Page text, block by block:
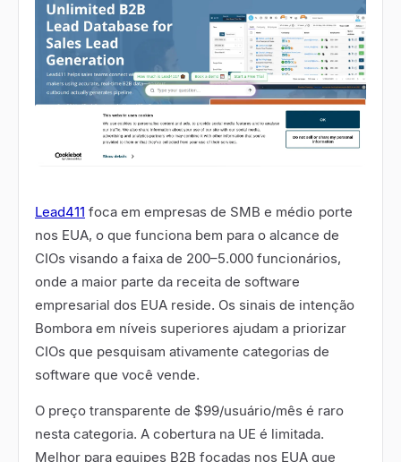
Lead411 foca em empresas de SMB e médio porte
nos EUA, o que funciona bem para o alcance de
CIOs visando a faixa de 200–5.000 funcionários,
onde a maior parte da receita de software
empresarial dos EUA reside. Os sinais de intenção
Bombora em níveis superiores ajudam a priorizar
CIOs que pesquisam ativamente categorias de
software que você vende.
O preço transparente de $99/usuário/mês é raro
nesta categoria. A cobertura na UE é limitada.
Melhor para equipes B2B focadas nos EUA que